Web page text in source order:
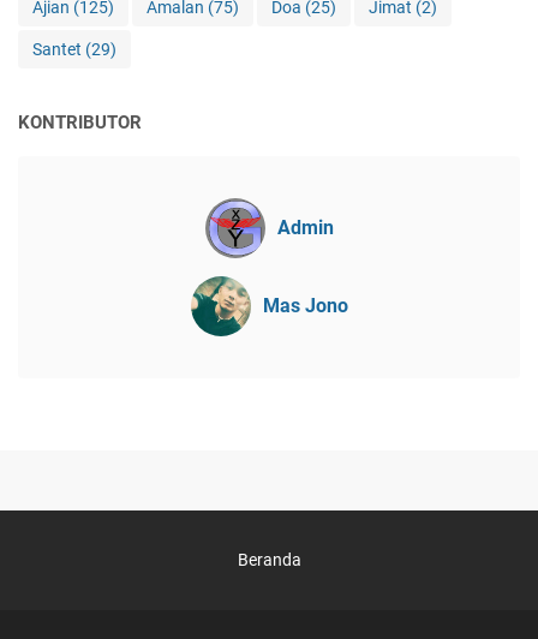
Ajian (125) Amalan (75) Doa (25) Jimat (2)
Santet (29)
KONTRIBUTOR
Admin
Mas Jono
Beranda